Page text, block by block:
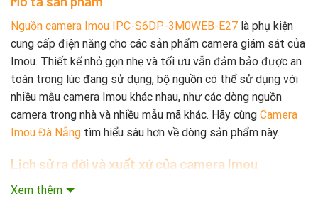
Nguồn camera Imou IPC-S6DP-3M0WEB-E27 là phụ kiện
cung cấp điện năng cho các sản phẩm camera giám sát của
Imou. Thiết kế nhỏ gọn nhẹ và tối ưu vẫn đảm bảo được an
toàn trong lúc đang sử dụng, bộ nguồn có thể sử dụng với
nhiều mẫu camera Imou khác nhau, như các dòng nguồn
camera trong nhà và nhiều mẫu mã khác. Hãy cùng Camera
Imou Đà Nẵng tìm hiểu sâu hơn về dòng sản phẩm này.
Lịch sử ra đời và xuất xứ của camera Imou
Qua hơn 15 năm hình thành và phát triển, công ty camera
Xem thêm